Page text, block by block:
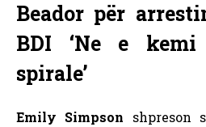
Beador për
BDI ‘Ne e
spirale’
Emily Simpson shpreson